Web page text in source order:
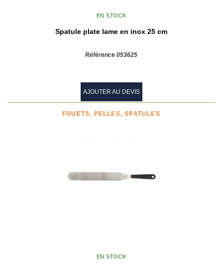
EN STOCK
Spatule plate lame en inox 25 cm
Référence 053625
AJOUTER AU DEVIS
FOUETS, PELLES, SPATULES
EN STOCK